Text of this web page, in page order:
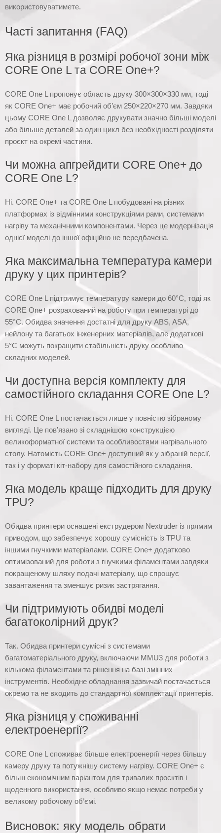
використовуватимете.
Часті запитання (FAQ)
Яка різниця в розмірі робочої зони між
CORE One L та CORE One+?
CORE One L пропонує область друку 300×300×330 мм, тоді
як CORE One+ має робочий об’єм 250×220×270 мм. Завдяки
цьому CORE One L дозволяє друкувати значно більші моделі
або більше деталей за один цикл без необхідності розділяти
проєкт на окремі частини.
Чи можна апгрейдити CORE One+ до
CORE One L?
Ні. CORE One+ та CORE One L побудовані на різних
платформах із відмінними конструкціями рами, системами
нагріву та механічними компонентами. Через це модернізація
однієї моделі до іншої офіційно не передбачена.
Яка максимальна температура камери
друку у цих принтерів?
CORE One L підтримує температуру камери до 60°C, тоді як
CORE One+ розрахований на роботу при температурі до
55°C. Обидва значення достатні для друку ABS, ASA,
нейлону та багатьох інженерних матеріалів, але додаткові
5°C можуть покращити стабільність друку особливо
складних моделей.
Чи доступна версія комплекту для
самостійного складання CORE One L?
Ні. CORE One L постачається лише у повністю зібраному
вигляді. Це пов’язано зі складнішою конструкцією
великоформатної системи та особливостями нагрівального
столу. Натомість CORE One+ доступний як у зібраній версії,
так і у форматі кіт-набору для самостійного складання.
Яка модель краще підходить для друку
TPU?
Обидва принтери оснащені екструдером Nextruder із прямим
приводом, що забезпечує хорошу сумісність із TPU та
іншими гнучкими матеріалами. CORE One+ додатково
оптимізований для роботи з гнучкими філаментами завдяки
покращеному шляху подачі матеріалу, що спрощує
завантаження та зменшує ризик застрягання.
Чи підтримують обидві моделі
багатоколірний друк?
Так. Обидва принтери сумісні з системами
багатоматеріального друку, включаючи MMU3 для роботи з
кількома філаментами та рішення на базі змінних
інструментів. Необхідне обладнання зазвичай постачається
окремо та не входить до стандартної комплектації принтерів.
Яка різниця у споживанні
електроенергії?
CORE One L споживає більше електроенергії через більшу
камеру друку та потужнішу систему нагріву. CORE One+ є
більш економічним варіантом для тривалих проєктів і
щоденного використання, особливо якщо немає потреби у
великому робочому об’ємі.
Висновок: яку модель обрати